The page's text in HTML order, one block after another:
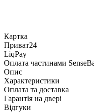
Картка
Приват24
LiqPay
Оплата частинами
Опис
Характеристики
Оплата та доставка
Гарантія на двері
Відгуки